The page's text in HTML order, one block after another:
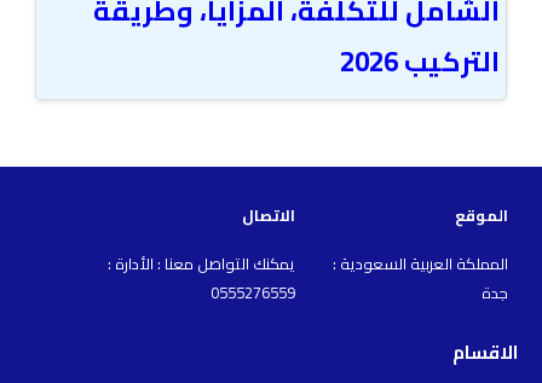
الشامل للتكلفة، المزايا، وطريقة
التركيب 2026
الموقع
الاتصال
المملكة العربية السعودية :
جدة
يمكنك التواصل معنا : الأدارة :
0555276559
الاقسام